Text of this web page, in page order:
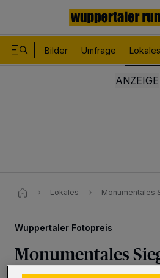
Bilder Umfrage Lokales
Lokales Monumentales
Wuppertaler Fotopreis
Monumentales